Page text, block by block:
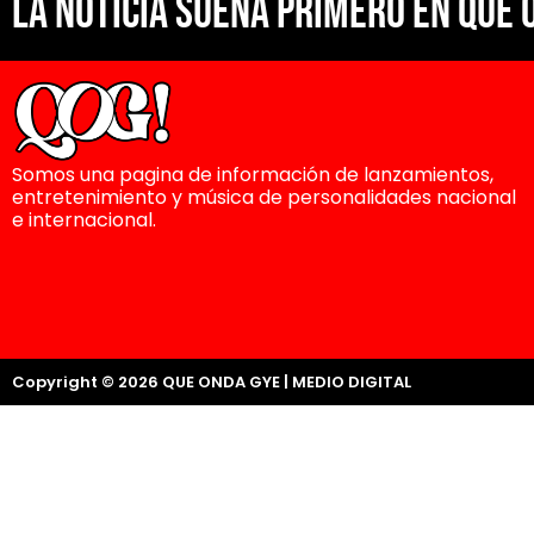
La noticia suena primero en Que
Somos una pagina de información de lanzamientos,
entretenimiento y música de personalidades nacional
e internacional.
Copyright © 2026 QUE ONDA GYE | MEDIO DIGITAL